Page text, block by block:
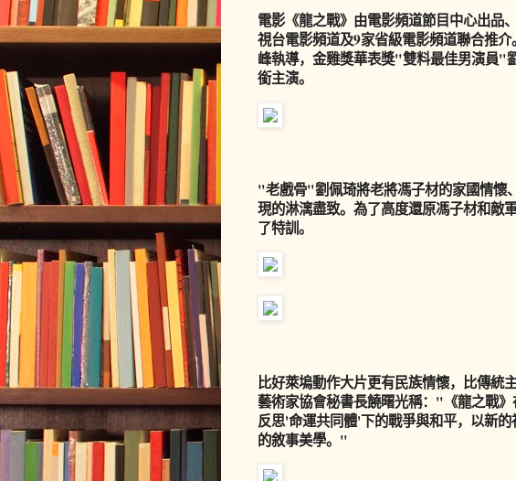
電影《龍之戰》由電影頻道節目中心出品
視台電影頻道及9家省級電影頻道聯合推
峰執導，金雞獎華表獎"雙料最佳男演員"
銜主演。
"老戲骨"劉佩琦將老將馮子材的家國情懷
現的淋漓盡致。為了高度還原馮子材和敵
了特訓。
比好萊塢動作大片更有民族情懷，比傳統
藝術家協會秘書長饒曙光稱："《龍之戰》
反思'命運共同體'下的戰爭與和平，以新
的敘事美學。"